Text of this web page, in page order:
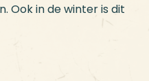
Ook in de winter is dit